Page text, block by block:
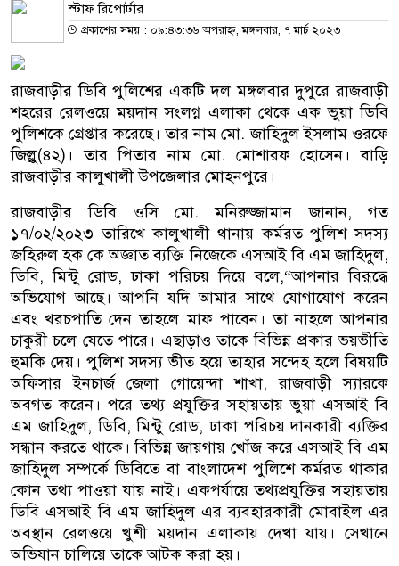
স্টাফ রিপোর্টার
প্রকাশের সময় : ০৯:৪৩:৩৬ অপরাহ্ন, মঙ্গলবার, ৭ মার্চ ২০২৩
রাজবাড়ীর ডিবি পুলিশের একটি দল মঙ্গলবার দুপুরে রাজবাড়ী
শহরের রেলওয়ে ময়দান সংলগ্ন এলাকা থেকে এক ভুয়া ডিবি
পুলিশকে গ্রেপ্তার করেছে। তার নাম মো. জাহিদুল ইসলাম ওরফে
জিল্লু(৪২)। তার পিতার নাম মো. মোশারফ হোসেন। বাড়ি
রাজবাড়ীর কালুখালী উপজেলার মোহনপুরে।
রাজবাড়ীর ডিবি ওসি মো. মনিরুজ্জামান জানান, গত
১৭/০২/২০২৩ তারিখে কালুখালী থানায় কর্মরত পুলিশ সদস্য
জহিরুল হক কে অজ্ঞাত ব্যক্তি নিজেকে এসআই বি এম জাহিদুল,
ডিবি, মিন্টু রোড, ঢাকা পরিচয় দিয়ে বলে,“আপনার বিরূদ্ধে
অভিযোগ আছে। আপনি যদি আমার সাথে যোগাযোগ করেন
এবং খরচপাতি দেন তাহলে মাফ পাবেন। তা নাহলে আপনার
চাকুরী চলে যেতে পারে। এছাড়াও তাকে বিভিন্ন প্রকার ভয়ভীতি
হুমকি দেয়। পুলিশ সদস্য ভীত হয়ে তাহার সন্দেহ হলে বিষয়টি
অফিসার ইনচার্জ জেলা গোয়েন্দা শাখা, রাজবাড়ী স্যারকে
অবগত করেন। পরে তথ্য প্রযুক্তির সহায়তায় ভুয়া এসআই বি
এম জাহিদুল, ডিবি, মিন্টু রোড, ঢাকা পরিচয় দানকারী ব্যক্তির
সন্ধান করতে থাকে। বিভিন্ন জায়গায় খোঁজ করে এসআই বি এম
জাহিদুল সম্পর্কে ডিবিতে বা বাংলাদেশ পুলিশে কর্মরত থাকার
কোন তথ্য পাওয়া যায় নাই। একপর্যায়ে তথ্যপ্রযুক্তির সহায়তায়
ডিবি এসআই বি এম জাহিদুল এর ব্যবহারকারী মোবাইল এর
অবস্থান রেলওয়ে খুশী ময়দান এলাকায় দেখা যায়। সেখানে
অভিযান চালিয়ে তাকে আটক করা হয়।